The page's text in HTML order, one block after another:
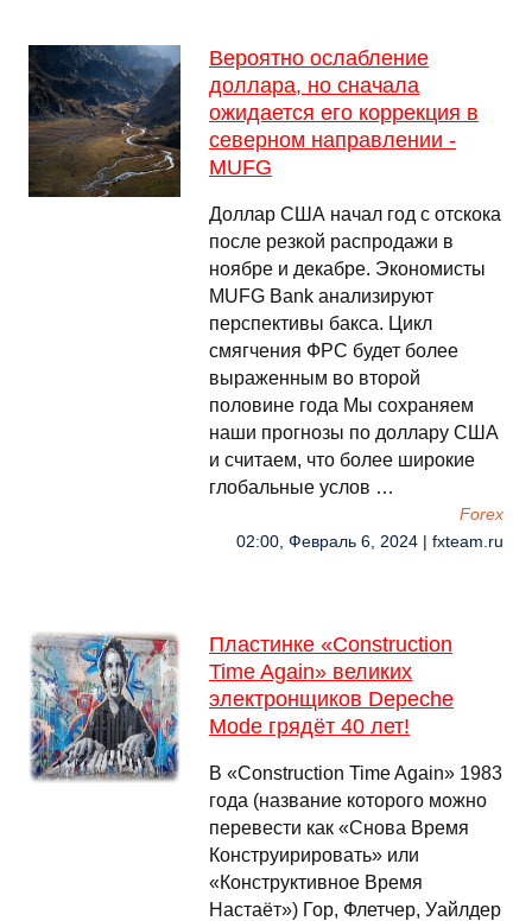
Вероятно ослабление
доллара, но сначала
ожидается его коррекция в
северном направлении -
MUFG
Доллар США начал год с отскока
после резкой распродажи в
ноябре и декабре. Экономисты
MUFG Bank анализируют
перспективы бакса. Цикл
смягчения ФРС будет более
выраженным во второй
половине года Мы сохраняем
наши прогнозы по доллару США
и считаем, что более широкие
глобальные услов …
Forex
02:00, Февраль 6, 2024 | fxteam.ru
Пластинке «Construction
Time Again» великих
электронщиков Depeche
Mode грядёт 40 лет!
В «Construction Time Again» 1983
года (название которого можно
перевести как «Снова Время
Конструирировать» или
«Конструктивное Время
Настаёт») Гор, Флетчер, Уайлдер